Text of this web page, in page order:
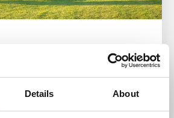
Details About